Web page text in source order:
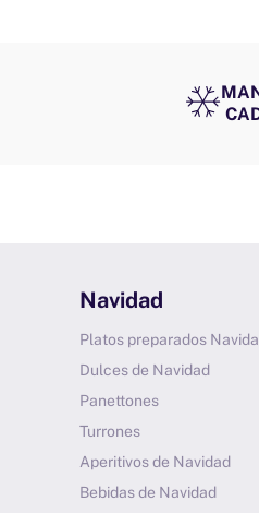
Navidad
Platos preparados
Dulces de Navidad
Panettones
Turrones
Aperitivos de Navidad
Bebidas de Navidad